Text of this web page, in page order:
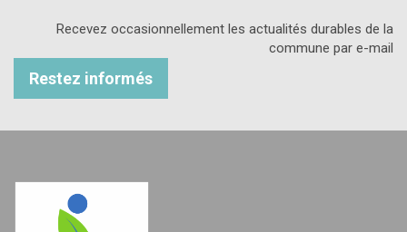
Recevez occasionnellement les actualités durables de la
commune par e-mail
Restez informés